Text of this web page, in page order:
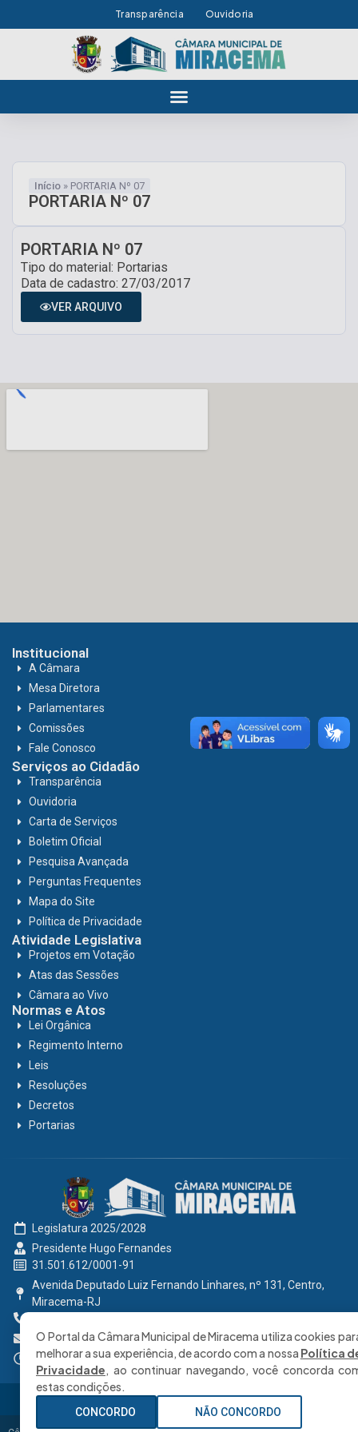
Transparência Ouvidoria
Início » PORTARIA Nº 07
PORTARIA Nº 07
PORTARIA Nº 07
Tipo do material: Portarias
Data de cadastro: 27/03/2017
VER ARQUIVO
Institucional
A Câmara
Mesa Diretora
Parlamentares
Comissões
Fale Conosco
Serviços ao Cidadão
Transparência
Ouvidoria
Carta de Serviços
Boletim Oficial
Pesquisa Avançada
Perguntas Frequentes
Mapa do Site
Política de Privacidade
Atividade Legislativa
Projetos em Votação
Atas das Sessões
Câmara ao Vivo
Normas e Atos
Lei Orgânica
Regimento Interno
Leis
Resoluções
Decretos
Portarias
Legislatura 2025/2028
Presidente Hugo Fernandes
31.501.612/0001-91
Avenida Deputado Luiz Fernando Linhares, nº 131, Centro,
Miracema-RJ
secretaria@cmmiracema.rj.gov.br
Segunda à Sexta: 08:00 às 17:00 hrs
O Portal da Câmara Municipal de Miracema utiliza cookies
melhorar a sua experiência, de acordo com a nossa Política
Privacidade, ao continuar navegando, você concorda
estas condições.
CONCORDO NÃO CONCORDO